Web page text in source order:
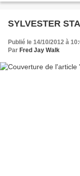
SYLVESTER
Publié le 14/10/2012 à
Par Fred Jay Walk